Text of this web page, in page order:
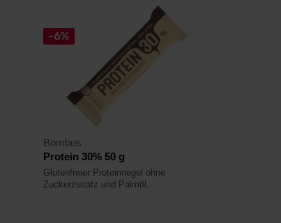
-6%
Bombus
Protein 30% 50 g
Glutenfreier Proteinriegel ohne
Zuckerzusatz und Palmöl.